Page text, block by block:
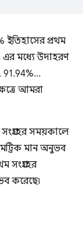
ইতিহাসের প্রথম
এর মধ্যে উদাহরণ
আমরা
সময়কালে
মান অনুভব
সংগ্রহের
করেছে৷